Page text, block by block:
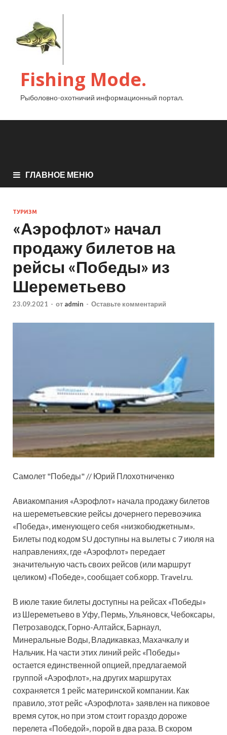
Fishing Mode.
Рыболовно-охотничий информационный портал.
ГЛАВНОЕ МЕНЮ
ТУРИЗМ
«Аэрофлот» начал
продажу билетов на
рейсы «Победы» из
Шереметьево
23.09.2021 - от admin - Оставьте комментарий
Самолет "Победы" // Юрий Плохотниченко
Авиакомпания «Аэрофлот» начала продажу билетов
на шереметьевские рейсы дочернего перевозчика
«Победа», именующего себя «низкобюджетным».
Билеты под кодом SU доступны на вылеты с 7 июля на
направлениях, где «Аэрофлот» передает
значительную часть своих рейсов (или маршрут
целиком) «Победе», сообщает соб.корр. Travel.ru.
В июле такие билеты доступны на рейсах «Победы»
из Шереметьево в Уфу, Пермь, Ульяновск, Чебоксары,
Петрозаводск, Горно-Алтайск, Барнаул,
Минеральные Воды, Владикавказ, Махачкалу и
Нальчик. На части этих линий рейс «Победы»
остается единственной опцией, предлагаемой
группой «Аэрофлот», на других маршрутах
сохраняется 1 рейс материнской компании. Как
правило, этот рейс «Аэрофлота» заявлен на пиковое
время суток, но при этом стоит гораздо дороже
перелета «Победой», порой в два раза. В скором